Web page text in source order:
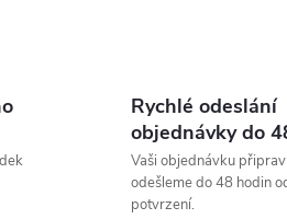
Rychlé odeslání
objednávky do
Vaši objednávku
odešleme do 48 hodin
potvrzení.